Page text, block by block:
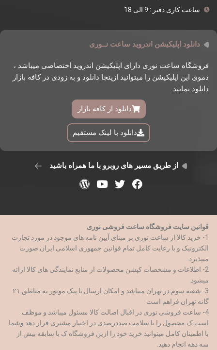
ساعت کاری دفتر : 9 الی 18
دانلود اپلیکیشن اندروید ساعت نــوری
فروشگاه ساعت نوری دارای اپلیکیشن اندروید اختصاصی میباشد ،
دموی این اپلیکیشن را میتوانید ازینجا دانلود و به زودی در کافه بازار
دانلود نمایید
دانلود از کافه بازار
دانلود با لینک مستقیم
از طریق مسیر های روبرو با ما همراه باشید
قوانین سایت فروشگاه ساعت فروشی نوری
1- خرید کالا از ساعت نوری بر مبنای آیین نامه های موجود در مورد تجارت
الکترونیک و با رعایت کامل تمام قوانین جمهوری اسلامی ایران صورت
میپذیرد.
2- اطلاعات و مشخصات کپشن محصولات از منابع نمایندگی های کالا ارائه
میشود.
3- شعبه سوم در تهران میباشد و امکان ارسال با پیک موتور به مناطق ۲۱
گانه تهران فراهم است
4- ساعت فروشی نوری در اقبال اصالت کالا مسئول میباشد و موظف
است ک محصول را با سلامت صددرصدی در اختیار مشتری قرار دهد وشما
با اطمینان کامل میتوانید خرید خود را ازین فروشگاه ک با سابقه بیش از
سه دهه انجام دهید.